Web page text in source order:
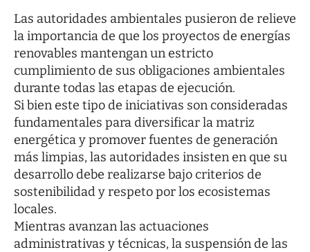
Las autoridades ambientales pusieron de relieve
la importancia de que los proyectos de energías
renovables mantengan un estricto
cumplimiento de sus obligaciones ambientales
durante todas las etapas de ejecución.
Si bien este tipo de iniciativas son consideradas
fundamentales para diversificar la matriz
energética y promover fuentes de generación
más limpias, las autoridades insisten en que su
desarrollo debe realizarse bajo criterios de
sostenibilidad y respeto por los ecosistemas
locales.
Mientras avanzan las actuaciones
administrativas y técnicas, la suspensión de las